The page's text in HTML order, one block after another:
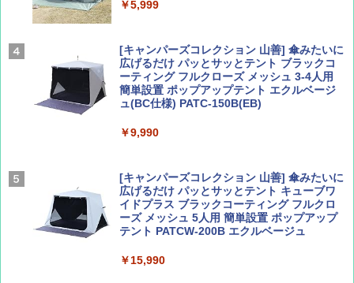
AIRLINE（エアライン）2026年9月号【特
集】ボーイング110周年を祝して！
￥1,760
ァキア 2026～2027 地球の歩き方A ヨーロッ
￥2,277
新しい日本地理 地図・統計・移動から読み
解く (講談社現代新書)
￥1,540
￥5,999
[キャンパーズコレクション 山善] 傘みたいに
広げるだけ パッとサッとテント ブラックコ
ーティング フルクローズ メッシュ 3-4人用
簡単設置 ポップアップテント エクルベージ
ュ(BC仕様) PATC-150B(EB)
￥9,990
[キャンパーズコレクション 山善] 傘みたいに
広げるだけ パッとサッとテント キューブワ
イドプラス ブラックコーティング フルクロ
ーズ メッシュ 5人用 簡単設置 ポップアップ
テント PATCW-200B エクルベージュ
￥15,990